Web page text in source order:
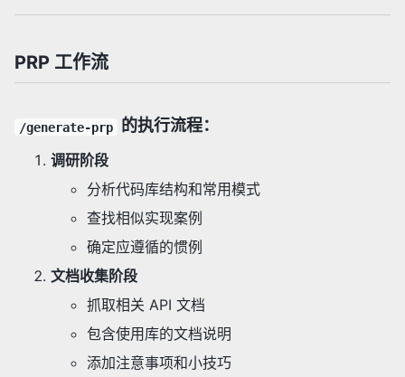
PRP 工作流
/generate-prp 的执行流程：
调研阶段
分析代码库结构和常用模式
查找相似实现案例
确定应遵循的惯例
文档收集阶段
抓取相关 API 文档
包含使用库的文档说明
添加注意事项和小技巧